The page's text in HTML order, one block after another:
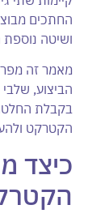
החתכים
ושיטה
מאמר זה
הביצוע,
בקבלת
הקטרקט
כיצד